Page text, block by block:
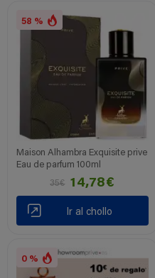
58 %
Maison Alhambra Exquisite prive
Eau de parfum 100ml
35€
14,78€
Ir al chollo
0 %